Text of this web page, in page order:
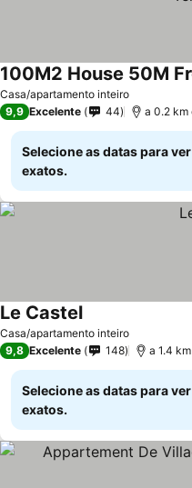
Casa/apartamento inteiro
Ver preços
9,9 Excelente 44 a 0.2 km
Selecione as datas para
exatos.
Casa/apartamento inteiro
Le CastelVer preços
9,8 Excelente 148 a 1.4
Selecione as datas para
exatos.